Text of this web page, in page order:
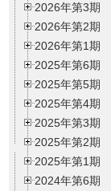
2026年第3期
2026年第2期
2026年第1期
2025年第6期
2025年第5期
2025年第4期
2025年第3期
2025年第2期
2025年第1期
2024年第6期